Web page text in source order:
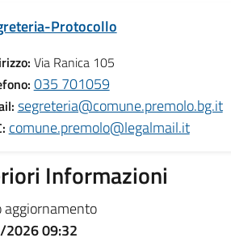
Protocollo
Via Ranica 105
035 701059
segreteria@comune.premolo.bg.it
comune.premolo@legalmail.it
Informazioni
aggiornamento
09:32